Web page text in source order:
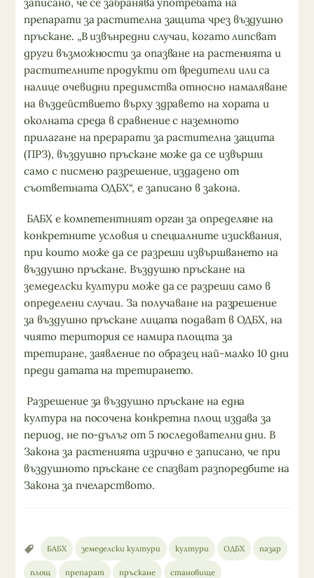
препарати за растителна защита чрез въздушно
пръскане. „В извънредни случаи, когато липсват
други възможности за опазване на растенията и
растителните продукти от вредители или са
налице очевидни предимства относно намаляване
на въздействието върху здравето на хората и
околната среда в сравнение с наземното
прилагане на прерарати за растителна защита
(ПРЗ), въздушно пръскане може да се извърши
само с писмено разрешение, издадено от
съответната ОДБХ“, е записано в закона.
БАБХ е компетентният орган за определяне на
конкретните условия и специалните изисквания,
при които може да се разреши извършването на
въздушно пръскане. Въздушно пръскане на
земеделски култури може да се разреши само в
определени случаи. За получаване на разрешение
за въздушно пръскане лицата подават в ОДБХ, на
чиято територия се намира площта за
третиране, заявление по образец най-малко 10 дни
преди датата на третирането.
Разрешение за въздушно пръскане на една
култура на посочена конкретна площ издава за
период, не по-дълъг от 5 последователни дни. В
Закона за растенията изрично е записано, че при
въздушното пръскане се спазват разпоредбите на
Закона за пчеларството.
БАБХ земеделски култури култури ОДБХ пазар
площ препарат пръскане становище